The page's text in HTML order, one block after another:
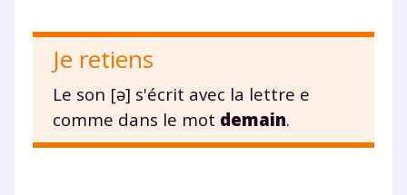
Je retiens
Le son [ə] s'écrit avec la lettre e
comme dans le mot demain.
Envie de progresser